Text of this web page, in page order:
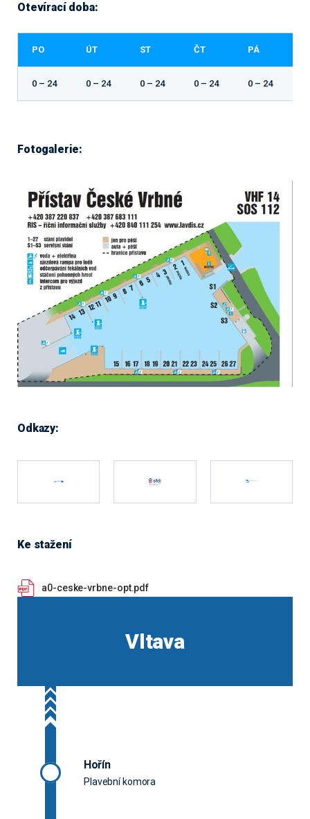
Otevírací doba:
PO ÚT ST ČT PÁ
0 – 24 0 – 24 0 – 24 0 – 24 0 – 24
Fotogalerie:
Odkazy:
Ke stažení
a0-ceske-vrbne-opt.pdf
Vltava
Hořín
Plavební komora